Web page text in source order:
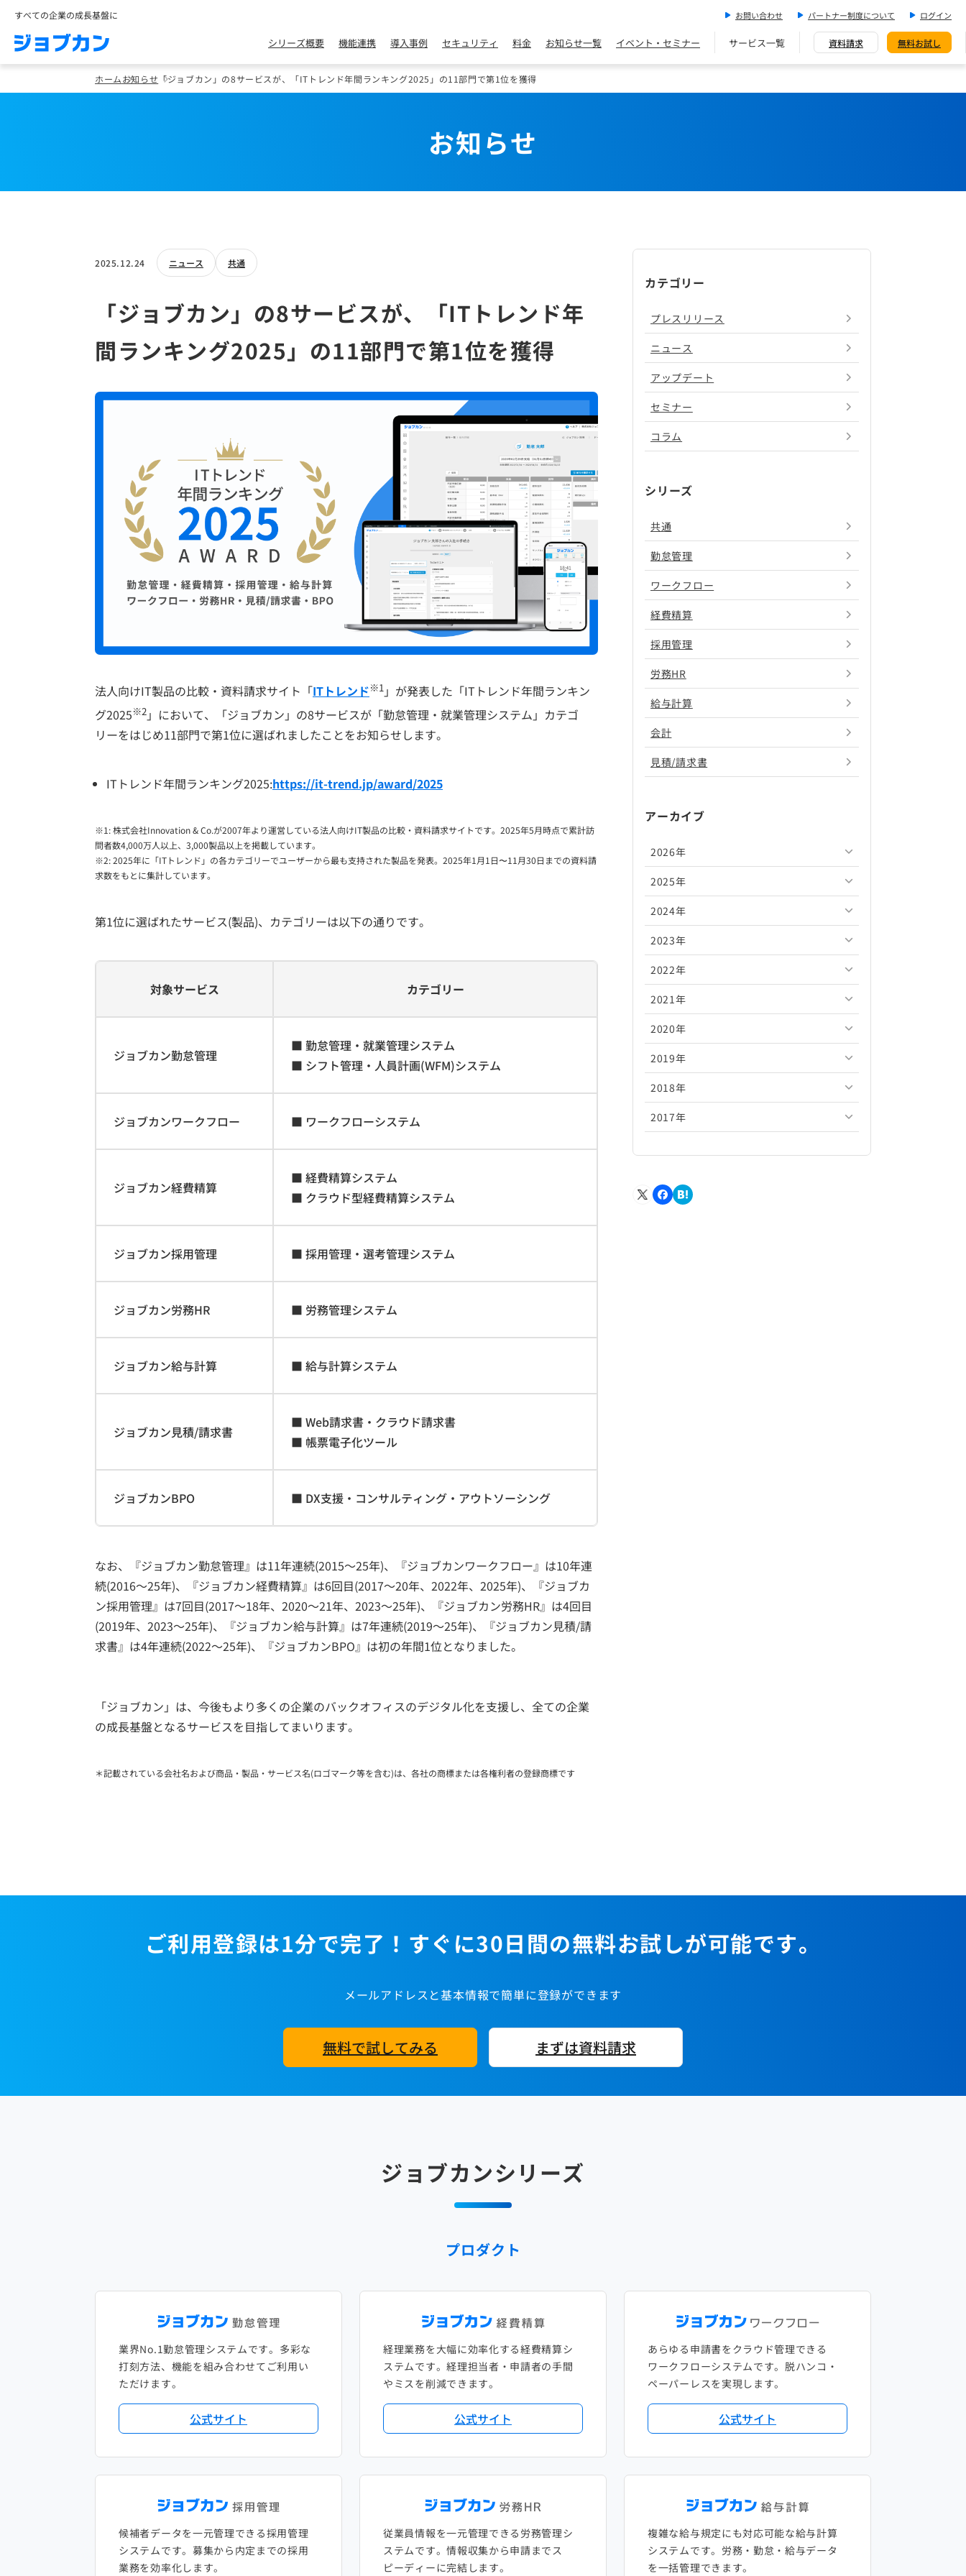
すべての企業の成長基盤に お問い合わせ パートナー制度について ログイン
シリーズ概要 機能連携 導入事例 セキュリティ 料金 お知らせ一覧 イベント・セミナー サービス一覧 資料請求 無料お試し
ホームお知らせ 「ジョブカン」の8サービスが、「ITトレンド年間ランキング2025」の11部門で第1位を獲得
お知らせ
2025.12.24 ニュース 共通
「ジョブカン」の8サービスが、「ITトレンド年
間ランキング2025」の11部門で第1位を獲得
法人向けIT製品の比較・資料請求サイト「ITトレンド※1 」が発表した「ITトレンド年間ランキン
グ2025※2 」において、「ジョブカン」の8サービスが「勤怠管理・就業管理システム」カテゴ
リーをはじめ11部門で第1位に選ばれましたことをお知らせします。
ITトレンド年間ランキング2025:https://it-trend.jp/award/2025
※1: 株式会社Innovation & Co.が2007年より運営している法人向けIT製品の比較・資料請求サイトです。2025年5月時点で累計訪
問者数4,000万人以上、3,000製品以上を掲載しています。
※2: 2025年に「ITトレンド」の各カテゴリーでユーザーから最も支持された製品を発表。2025年1月1日〜11月30日までの資料請
求数をもとに集計しています。
第1位に選ばれたサービス(製品)、カテゴリーは以下の通りです。
対象サービス カテゴリー
ジョブカン勤怠管理
■ 勤怠管理・就業管理システム
■ シフト管理・人員計画(WFM)システム
ジョブカンワークフロー ■ ワークフローシステム
ジョブカン経費精算
■ 経費精算システム
■ クラウド型経費精算システム
ジョブカン採用管理 ■ 採用管理・選考管理システム
ジョブカン労務HR ■ 労務管理システム
ジョブカン給与計算 ■ 給与計算システム
ジョブカン見積/請求書
■ Web請求書・クラウド請求書
■ 帳票電子化ツール
ジョブカンBPO ■ DX支援・コンサルティング・アウトソーシング
なお、『ジョブカン勤怠管理』は11年連続(2015～25年)、『ジョブカンワークフロー』は10年連
続(2016～25年)、『ジョブカン経費精算』は6回目(2017～20年、2022年、2025年)、『ジョブカ
ン採用管理』は7回目(2017～18年、2020～21年、2023～25年)、『ジョブカン労務HR』は4回目
(2019年、2023～25年)、『ジョブカン給与計算』は7年連続(2019～25年)、『ジョブカン見積/請
求書』は4年連続(2022～25年)、『ジョブカンBPO』は初の年間1位となりました。
「ジョブカン」は、今後もより多くの企業のバックオフィスのデジタル化を支援し、全ての企業
の成長基盤となるサービスを目指してまいります。
＊記載されている会社名および商品・製品・サービス名(ロゴマーク等を含む)は、各社の商標または各権利者の登録商標です
カテゴリー
プレスリリース
ニュース
アップデート
セミナー
コラム
シリーズ
共通
勤怠管理
ワークフロー
経費精算
採用管理
労務HR
給与計算
会計
見積/請求書
アーカイブ
2026年
2026年8月
2026年7月
2026年6月
2026年5月
2026年4月
2026年3月
2026年2月
2026年1月
2025年
2025年12月
2025年11月
2025年10月
2025年9月
2025年8月
2025年7月
2025年6月
2025年5月
2025年2月
2024年
2024年12月
2024年11月
2024年10月
2024年9月
2024年8月
2024年7月
2024年6月
2024年3月
2023年
2023年12月
2023年11月
2023年10月
2023年9月
2023年8月
2023年7月
2023年4月
2022年
2022年12月
2022年11月
2022年10月
2022年9月
2022年8月
2022年5月
2021年
2021年12月
2021年11月
2021年10月
2021年9月
2021年6月
2020年
2020年12月
2020年11月
2020年10月
2020年7月
2019年
2019年12月
2019年11月
2019年8月
2018年
2018年12月
2018年9月
2017年
2017年10月
ご利用登録は1分で完了！すぐに30日間の無料お試しが可能です。
メールアドレスと基本情報で簡単に登録ができます
無料で試してみる まずは資料請求
ジョブカンシリーズ
プロダクト
業界No.1勤怠管理システムです。多彩な
打刻方法、機能を組み合わせてご利用い
ただけます。
公式サイト
経理業務を大幅に効率化する経費精算シ
ステムです。経理担当者・申請者の手間
やミスを削減できます。
公式サイト
あらゆる申請書をクラウド管理できる
ワークフローシステムです。脱ハンコ・
ペーパーレスを実現します。
公式サイト
候補者データを一元管理できる採用管理
システムです。募集から内定までの採用
業務を効率化します。
従業員情報を一元管理できる労務管理シ
ステムです。情報収集から申請までス
ピーディーに完結します。
複雑な給与規定にも対応可能な給与計算
システムです。労務・勤怠・給与データ
を一括管理できます。